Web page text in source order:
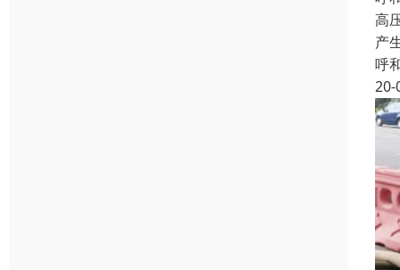
高
产
呼
20-